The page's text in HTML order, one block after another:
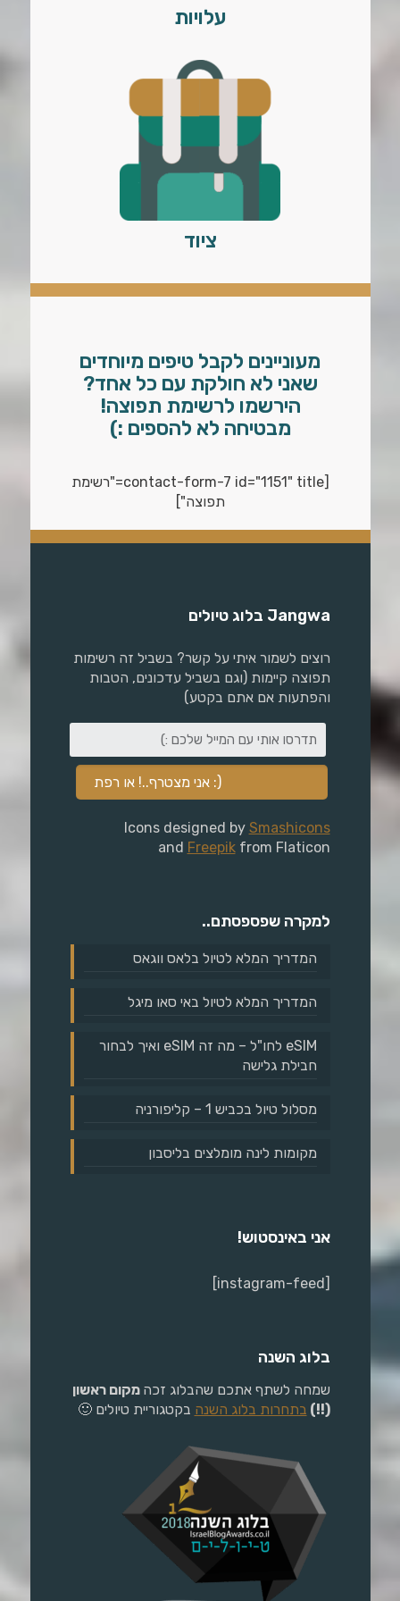
עלויות
ציוד
מעוניינים לקבל טיפים מיוחדים
שאני לא חולקת עם כל אחד?
הירשמו לרשימת תפוצה!
מבטיחה לא להספים :)
[contact-form-7 id="1151" title="רשימת
תפוצה"]
Jangwa בלוג טיולים
רוצים לשמור איתי על קשר? בשביל זה רשימות
תפוצה קיימות (וגם בשביל עדכונים, הטבות
והפתעות אם אתם בקטע)
Icons designed by Smashicons
and Freepikfrom Flaticon
למקרה שפספסתם..
המדריך המלא לטיול בלאס ווגאס
המדריך המלא לטיול באי סאו מיגל
eSIM לחו"ל – מה זה eSIM ואיך לבחור
חבילת גלישה
מסלול טיול בכביש 1 – קליפורניה
מקומות לינה מומלצים בליסבון
אני באינסטוש!
בלוג השנה
שמחה לשתף אתכם שהבלוג זכה מקום ראשון
(!!) בתחרות בלוג השנה בקטגוריית טיולים 🙂